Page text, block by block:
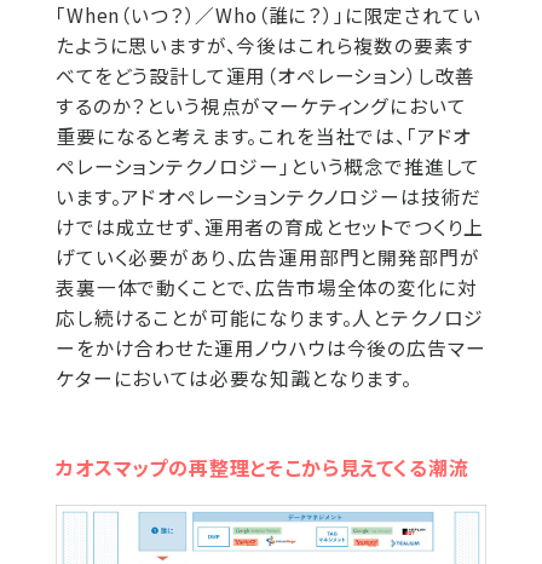
「When（いつ？）／Who（誰に？）」に限定されてい
たように思いますが、今後はこれら複数の要素す
べてをどう設計して運用（オペレーション）し改善
するのか？という視点がマーケティングにおいて
重要になると考えます。これを当社では、「アドオ
ペレーションテクノロジー」という概念で推進して
います。アドオペレーションテクノロジーは技術だ
けでは成立せず、運用者の育成とセットでつくり上
げていく必要があり、広告運用部門と開発部門が
表裏一体で動くことで、広告市場全体の変化に対
応し続けることが可能になります。人とテクノロジ
ーをかけ合わせた運用ノウハウは今後の広告マー
ケターにおいては必要な知識となります。
カオスマップの再整理とそこから見えてくる潮流